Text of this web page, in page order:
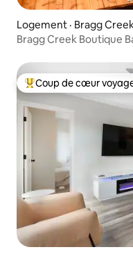
Logement · Bragg
Bragg Creek Boutique
Coup de cœur
Coup de cœur